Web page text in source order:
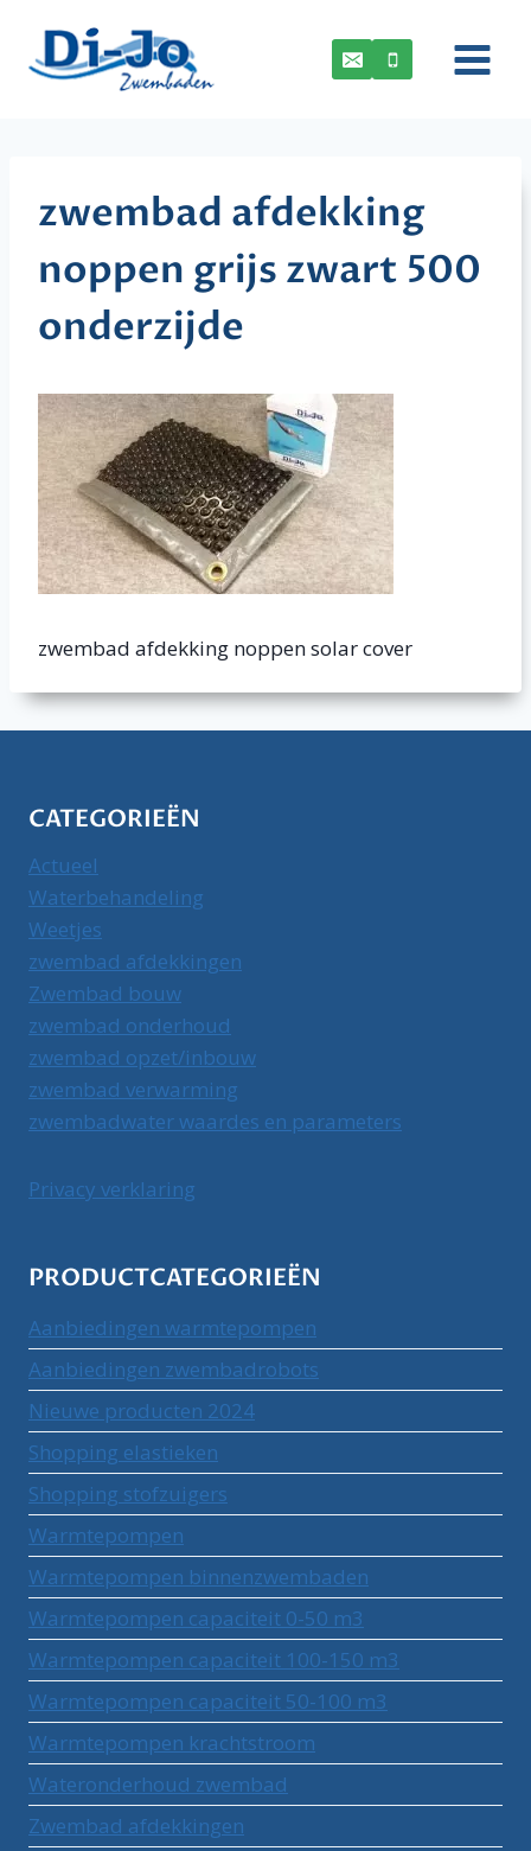
inhoud
zwembad afdekking
noppen grijs zwart 500
onderzijde
zwembad afdekking noppen solar cover
CATEGORIEËN
Actueel
Waterbehandeling
Weetjes
zwembad afdekkingen
Zwembad bouw
zwembad onderhoud
zwembad opzet/inbouw
zwembad verwarming
zwembadwater waardes en parameters
Privacy verklaring
PRODUCTCATEGORIEËN
Aanbiedingen warmtepompen
Aanbiedingen zwembadrobots
Nieuwe producten 2024
Shopping elastieken
Shopping stofzuigers
Warmtepompen
Warmtepompen binnenzwembaden
Warmtepompen capaciteit 0-50 m3
Warmtepompen capaciteit 100-150 m3
Warmtepompen capaciteit 50-100 m3
Warmtepompen krachtstroom
Wateronderhoud zwembad
Zwembad afdekkingen